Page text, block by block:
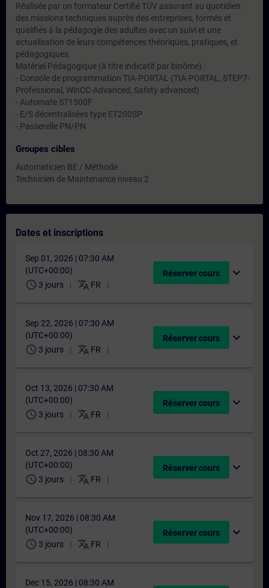
Réalisée par un formateur Certifié TÜV assurant au quotidien
des missions techniques auprès des entreprises, formés et
qualifiés à la pédagogie des adultes avec un suivi et une
actualisation de leurs compétences théoriques, pratiques, et
pédagogiques.
Matériel Pédagogique (à titre indicatif par binôme) :
- Console de programmation TIA-PORTAL (TIA-PORTAL, STEP7-
Professional, WinCC-Advanced, Safety advanced)
- Automate S71500F
- E/S décentralisées type ET200SP
- Passerelle PN/PN
Groupes cibles
Automaticien BE / Méthode
Technicien de Maintenance niveau 2
Dates et inscriptions
Sep 01, 2026 | 07:30 AM
(UTC+00:00)
schedule 3 jours translate FR
Réserver cours expand_more
Sep 22, 2026 | 07:30 AM
(UTC+00:00)
schedule 3 jours translate FR
Réserver cours expand_more
Oct 13, 2026 | 07:30 AM
(UTC+00:00)
schedule 3 jours translate FR
Réserver cours expand_more
Oct 27, 2026 | 08:30 AM
(UTC+00:00)
schedule 3 jours translate FR
Réserver cours expand_more
Nov 17, 2026 | 08:30 AM
(UTC+00:00)
schedule 3 jours translate FR
Réserver cours expand_more
Dec 15, 2026 | 08:30 AM